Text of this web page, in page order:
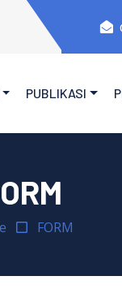
Jawa Tengah.
PUBLIKASI
FORM